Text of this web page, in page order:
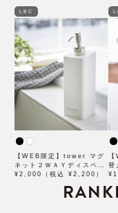
LBC
【WEB限定】tower マグ
ネット２ＷＡＹディスペン
サー シャンプー タワー
¥2,000（税込 ¥2,200）
替